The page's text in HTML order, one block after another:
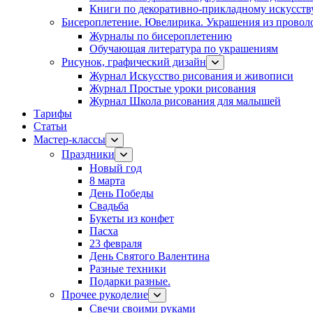
Книги по декоративно-прикладному
Бисероплетение. Ювелирика. Украшения из
Журналы по бисероплетению
Обучающая литература по украшениям
Рисунок, графический дизайн
Журнал Искусство рисования и живописи
Журнал Простые уроки рисования
Журнал Школа рисования для малышей
Тарифы
Статьи
Мастер-классы
Праздники
Новый год
8 марта
День Победы
Свадьба
Букеты из конфет
Пасха
23 февраля
День Святого Валентина
Разные техники
Подарки разные.
Прочее рукоделие
Свечи своими руками